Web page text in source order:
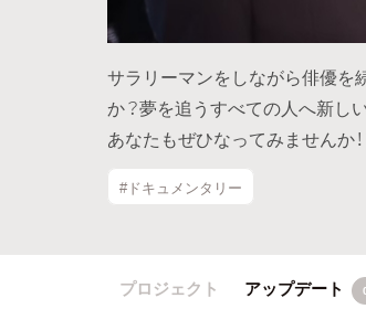
サラリーマンをしながら俳優を
か？夢を追うすべての人へ新し
あなたもぜひなってみませんか！
#ドキュメンタリー
プロジェクト アップデート